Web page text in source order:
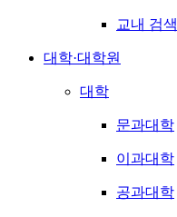
교내 검색
대학·대학원
대학
문과대학
이과대학
공과대학